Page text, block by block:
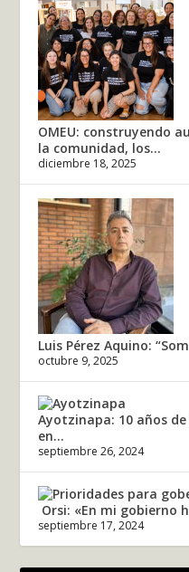
OMEU: construyendo
la comunidad, los...
diciembre 18, 2025
Luis Pérez Aquino:
octubre 9, 2025
Ayotzinapa: 10 años
en...
septiembre 26, 2024
Orsi: «En mi gobierno
septiembre 17, 2024